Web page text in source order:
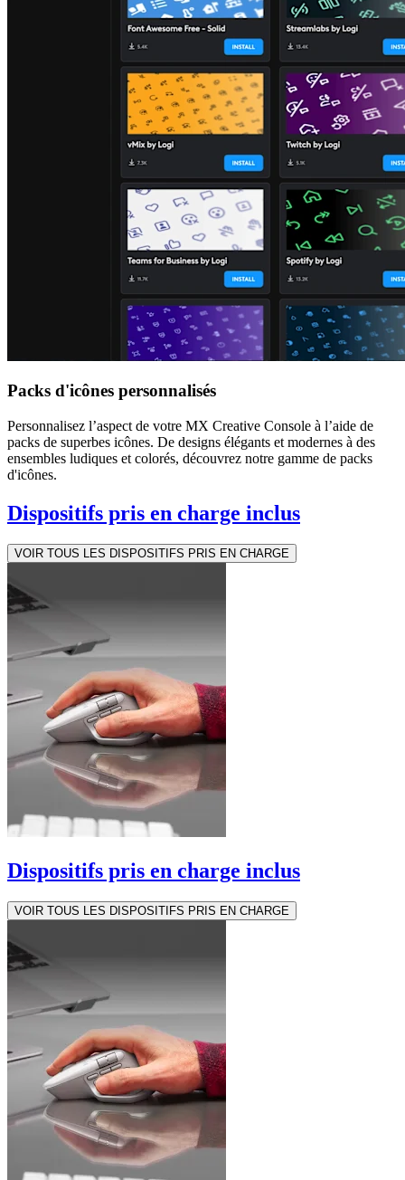
Packs d'icônes personnalisés
Personnalisez l’aspect de votre MX Creative Console à l’aide de
packs de superbes icônes. De designs élégants et modernes à des
ensembles ludiques et colorés, découvrez notre gamme de packs
d'icônes.
Dispositifs pris en charge inclus
VOIR TOUS LES DISPOSITIFS PRIS EN CHARGE
Dispositifs pris en charge inclus
VOIR TOUS LES DISPOSITIFS PRIS EN CHARGE